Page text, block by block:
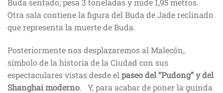
Buda sentado; pesa 3 toneladas y mide 1,95 metros.
Otra sala contiene la figura del Buda de Jade reclinado
que representa la muerte de Buda.
Posteriormente nos desplazaremos al Malecón,
símbolo de la historia de la Ciudad con sus
espectaculares vistas desde el paseo del “Pudong” y del
Shanghai moderno. Y, para acabar de poner la guinda